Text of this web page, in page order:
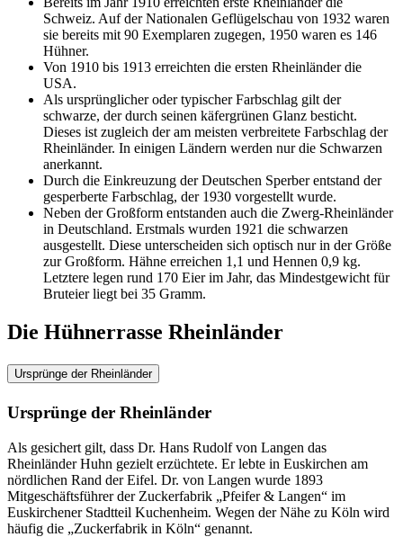
Schweiz. Auf der Nationalen Geflügelschau von 1932 waren
sie bereits mit 90 Exemplaren zugegen, 1950 waren es 146
Hühner.
Von 1910 bis 1913 erreichten die ersten Rheinländer die
USA.
Als ursprünglicher oder typischer Farbschlag gilt der
schwarze, der durch seinen käfergrünen Glanz besticht.
Dieses ist zugleich der am meisten verbreitete Farbschlag der
Rheinländer. In einigen Ländern werden nur die Schwarzen
anerkannt.
Durch die Einkreuzung der Deutschen Sperber entstand der
gesperberte Farbschlag, der 1930 vorgestellt wurde.
Neben der Großform entstanden auch die Zwerg-Rheinländer
in Deutschland. Erstmals wurden 1921 die schwarzen
ausgestellt. Diese unterscheiden sich optisch nur in der Größe
zur Großform. Hähne erreichen 1,1 und Hennen 0,9 kg.
Letztere legen rund 170 Eier im Jahr, das Mindestgewicht für
Bruteier liegt bei 35 Gramm.
Die Hühnerrasse Rheinländer
Ursprünge der Rheinländer
Ursprünge der Rheinländer
Als gesichert gilt, dass Dr. Hans Rudolf von Langen das
Rheinländer Huhn gezielt erzüchtete. Er lebte in Euskirchen am
nördlichen Rand der Eifel. Dr. von Langen wurde 1893
Mitgeschäftsführer der Zuckerfabrik „Pfeifer & Langen“ im
Euskirchener Stadtteil Kuchenheim. Wegen der Nähe zu Köln wird
häufig die „Zuckerfabrik in Köln“ genannt.